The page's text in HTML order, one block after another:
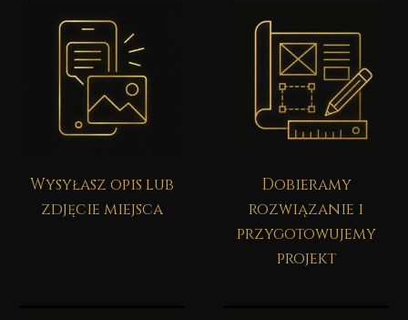
Wysyłasz opis lub
zdjęcie miejsca
Dobieramy
rozwiązanie i
przygotowujemy
projekt